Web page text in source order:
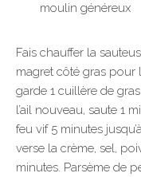
moulin généreux
Fais chauffer la
magret côté gras pour
garde 1 cuillère de
l’ail nouveau, saute 1
feu vif 5 minutes
verse la crème, sel,
minutes. Parsème de